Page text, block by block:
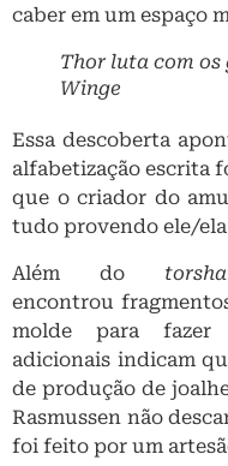
caber em um espaço
Thor luta com
Winge
Essa descoberta
alfabetização escrita
que o criador do
tudo provendo ele/
Além do
encontrou
molde para fazer
adicionais indicam
de produção de
Rasmussen não
foi feito por um